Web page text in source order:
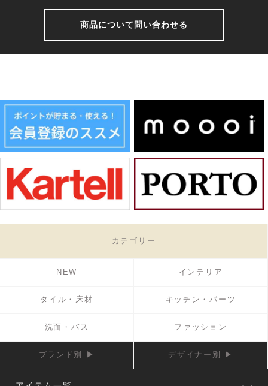
商品について問い合わせる
カテゴリー
NEW インテリア
タイル・床材 キッチン・パーツ
洗面・バス ファッション
ブランド別 ▶ デザイナー別 ▶